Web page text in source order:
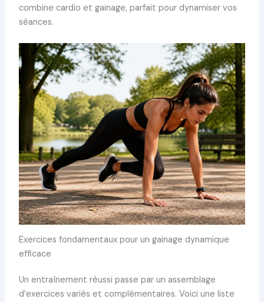
combine cardio et gainage, parfait pour dynamiser vos
séances.
Exercices fondamentaux pour un gainage dynamique
efficace
Un entraînement réussi passe par un assemblage
d’exercices variés et complémentaires. Voici une liste